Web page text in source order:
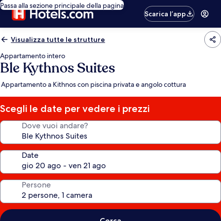
Passa alla sezione principale della pagina
Scarica l’app
Visualizza tutte le strutture
Appartamento intero
Ble Kythnos Suites
Appartamento a Kithnos con piscina privata e angolo cottura
Scegli le date per vedere i prezzi
Dove vuoi andare?
Date
Persone